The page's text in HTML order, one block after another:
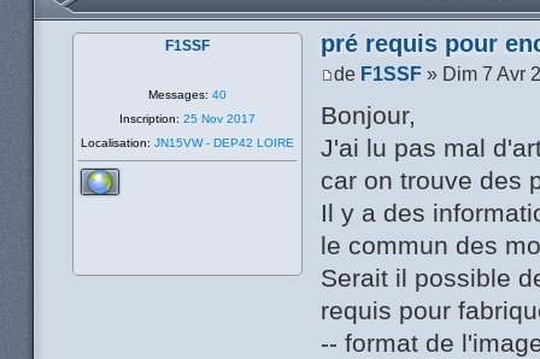
pré requis pour
de F1SSF » Dim 7 Avr
Bonjour,
J'ai lu pas mal
car on trouve des
Il y a des
le commun des
Serait il possible
requis pour
-- format de
F1SSF
Messages: 40
Inscription: 25 Nov 2017
Localisation: JN15VW - DEP42 LOIRE